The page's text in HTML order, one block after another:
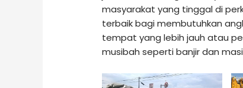
masyarakat yang tinggal di
terbaik bagi membutuhkan
tempat yang lebih jauh atau
musibah seperti banjir dan